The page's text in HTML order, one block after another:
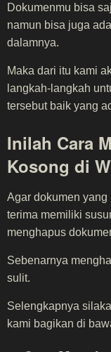
Dokumenmu bisa
namun bisa juga
dalamnya.
Maka dari itu kami
langkah-langkah
tersebut baik yang
Inilah Cara
Kosong di
Agar dokumen yang
terima memiliki
menghapus
Sebenarnya
sulit.
Selengkapnya
kami bagikan di